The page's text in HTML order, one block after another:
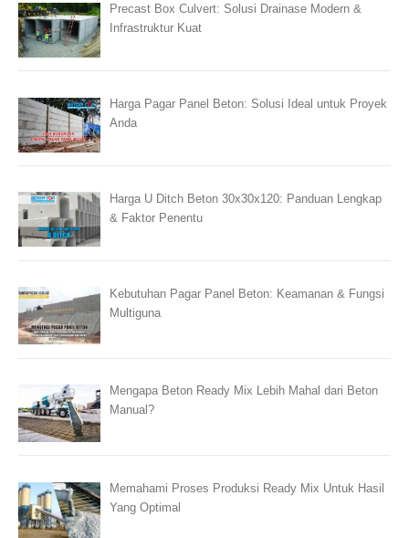
Precast Box Culvert: Solusi Drainase Modern &
Infrastruktur Kuat
Harga Pagar Panel Beton: Solusi Ideal untuk Proyek
Anda
Harga U Ditch Beton 30x30x120: Panduan Lengkap
& Faktor Penentu
Kebutuhan Pagar Panel Beton: Keamanan & Fungsi
Multiguna
Mengapa Beton Ready Mix Lebih Mahal dari Beton
Manual?
Memahami Proses Produksi Ready Mix Untuk Hasil
Yang Optimal